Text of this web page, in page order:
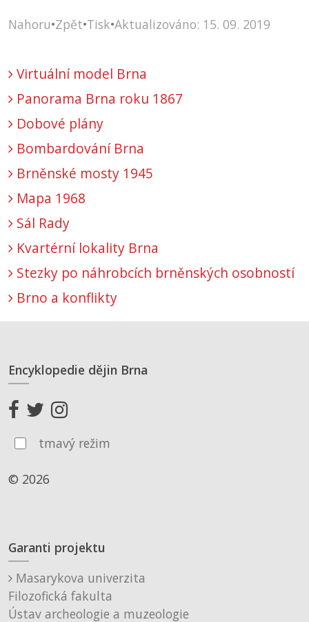
Nahoru•Zpět•Tisk•Aktualizováno: 15. 09. 2019
Virtuální model Brna
Panorama Brna roku 1867
Dobové plány
Bombardování Brna
Brněnské mosty 1945
Mapa 1968
Sál Rady
Kvartérní lokality Brna
Stezky po náhrobcích brněnských osobností
Brno a konflikty
Encyklopedie dějin Brna
tmavý režim
© 2026
Garanti projektu
Masarykova univerzita
Filozofická fakulta
Ústav archeologie a muzeologie